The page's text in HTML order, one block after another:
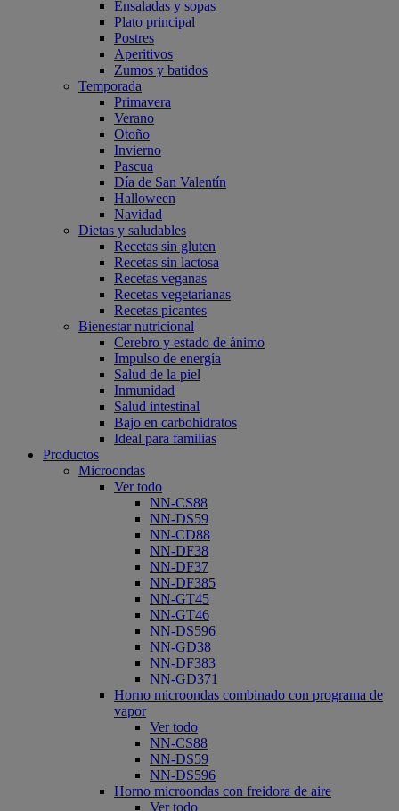
Ensaladas y sopas
Plato principal
Postres
Aperitivos
Zumos y batidos
Temporada
Primavera
Verano
Otoño
Invierno
Pascua
Día de San Valentín
Halloween
Navidad
Dietas y saludables
Recetas sin gluten
Recetas sin lactosa
Recetas veganas
Recetas vegetarianas
Recetas picantes
Bienestar nutricional
Cerebro y estado de ánimo
Impulso de energía
Salud de la piel
Inmunidad
Salud intestinal
Bajo en carbohidratos
Ideal para familias
Productos
Microondas
Ver todo
NN-CS88
NN-DS59
NN-CD88
NN-DF38
NN-DF37
NN-DF385
NN-GT45
NN-GT46
NN-DS596
NN-GD38
NN-DF383
NN-GD371
Horno microondas combinado con programa de
vapor
Ver todo
NN-CS88
NN-DS59
NN-DS596
Horno microondas con freidora de aire
Ver todo